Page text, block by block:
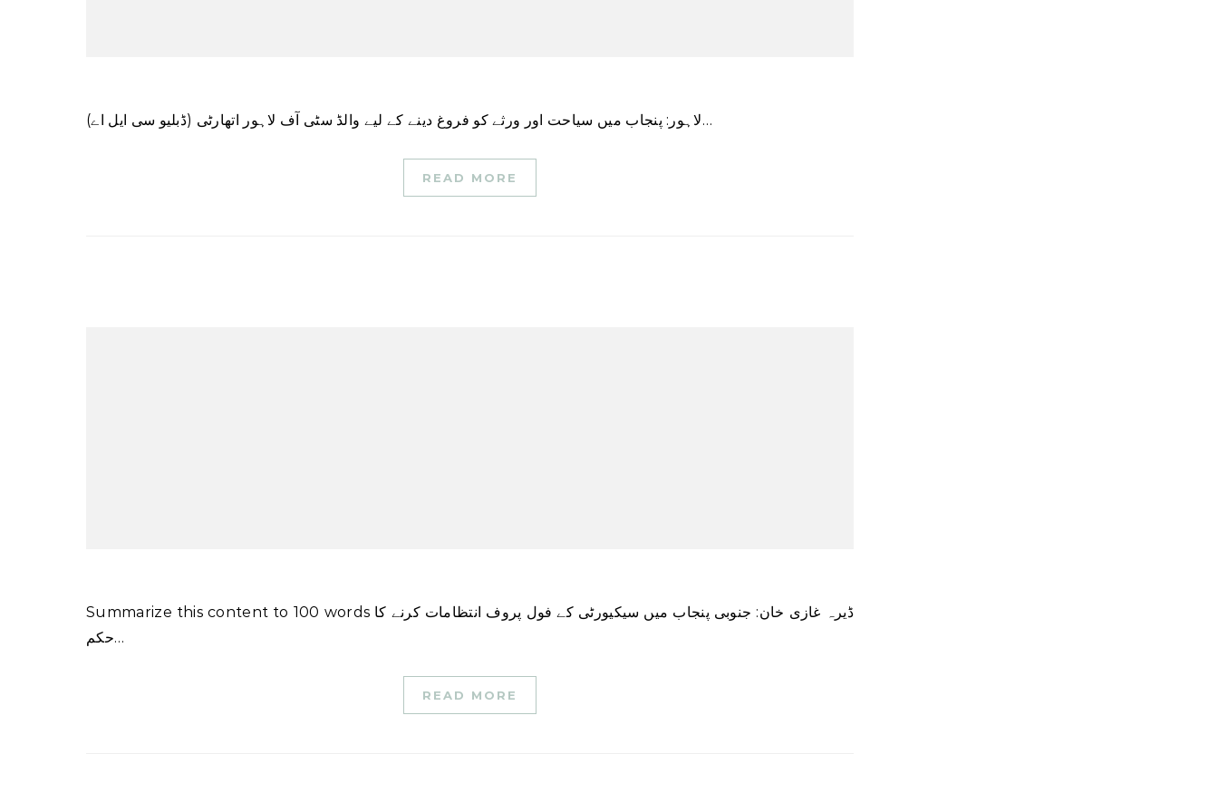
لاہور: پنجاب میں سیاحت اور ورثے کو فروغ دینے کے لیے والڈ سٹی آف لاہور اتھارٹی (ڈبلیو سی ایل اے)…
READ MORE
Summarize this content to 100 words ڈیرہ غازی خان: جنوبی پنجاب میں سیکیورٹی کے فول پروف انتظامات کرنے کا
حکم…
READ MORE